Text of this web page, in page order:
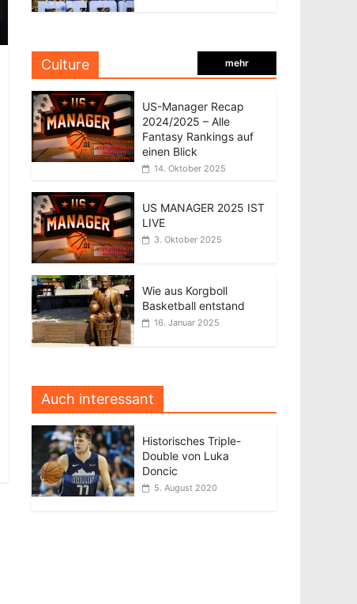
Culture mehr
US-Manager Recap
2024/2025 – Alle
Fantasy Rankings auf
einen Blick
14. Oktober 2025
US MANAGER 2025 IST
LIVE
3. Oktober 2025
Wie aus Korgboll
Basketball entstand
16. Januar 2025
Auch interessant
Historisches Triple-
Double von Luka
Doncic
5. August 2020